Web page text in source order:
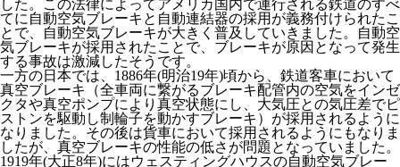
した。この法律によってアメリカ国内で運行される鉄道のすべ
てに自動空気ブレーキと自動連結器の採用が義務付けられたこ
とで、自動空気ブレーキが大きく普及していきました。自動空
気ブレーキが採用されたことで、ブレーキが原因となって発生
する事故は激減したそうです。
一方の日本では、1886年(明治19年)頃から、鉄道客車において
真空ブレーキ（全車両に繋がるブレーキ配管内の空気をインゼ
クタや真空ポンプにより真空状態にし、大気圧との気圧差でピ
ストンを駆動し制輪子を動かすブレーキ）が採用されるように
なりました。その後は貨車において採用されるようにもなりま
したが、真空ブレーキの性能の低さが問題となっていました。
1919年(大正8年)にはウェスティングハウスの自動空気ブレー